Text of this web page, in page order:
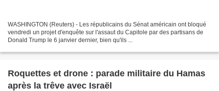
WASHINGTON (Reuters) - Les républicains du Sénat américain ont bloqué
vendredi un projet d'enquête sur l'assaut du Capitole par des partisans de
Donald Trump le 6 janvier dernier, bien qu'ils ...
Roquettes et drone : parade militaire du Hamas
après la trêve avec Israël